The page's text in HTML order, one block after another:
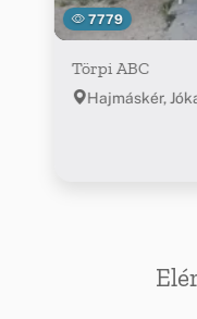
7779
Törpi ABC
Hajmáskér,